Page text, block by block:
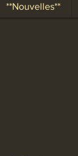
**Nouvelles**